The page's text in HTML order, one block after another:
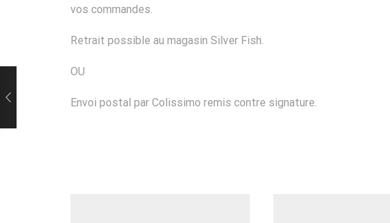
vos commandes.
Retrait possible au magasin Silver Fish.
OU
Envoi postal par Colissimo remis contre signature.